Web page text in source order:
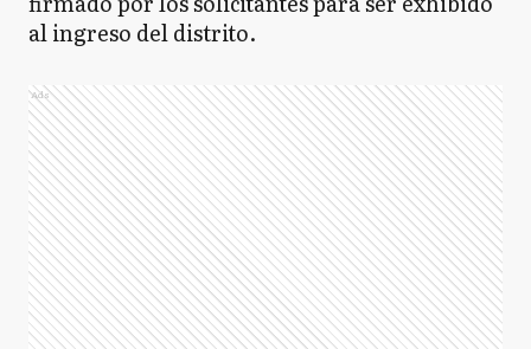
al ingreso del distrito.
Ads